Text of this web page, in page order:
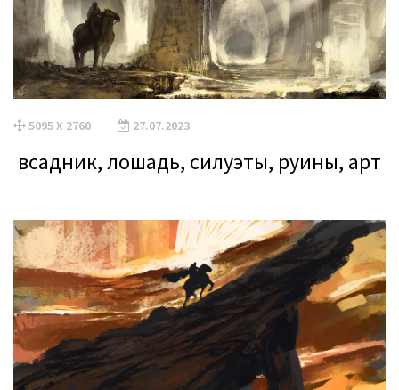
5095 X 2760 27.07.2023
всадник, лошадь, силуэты, руины, арт